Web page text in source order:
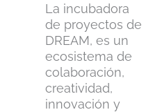
La incubadora
de proyectos de
DREAM, es un
ecosistema de
colaboración,
creatividad,
innovación y